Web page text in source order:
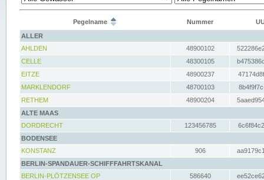
Pegelname Nummer
ALLER
AHLDEN
48900102
CELLE
48300105
EITZE
48900237
MARKLENDORF
48700103
RETHEM
48900204
ALTE MAAS
DORDRECHT
123456785
BODENSEE
KONSTANZ
906
BERLIN-SPANDAUER-SCHIFFFAHRTSKANAL
BERLIN-PLÖTZENSEE OP
586640